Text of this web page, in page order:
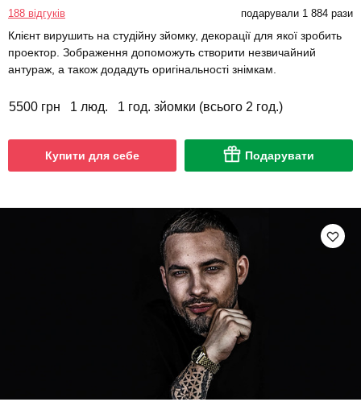
188 відгуків подарували 1 884 рази
Клієнт вирушить на студійну зйомку, декорації для якої зробить
проектор. Зображення допоможуть створити незвичайний
антураж, а також додадуть оригінальності знімкам.
5500 грн 1 люд. 1 год. зйомки (всього 2 год.)
Купити для себе Подарувати